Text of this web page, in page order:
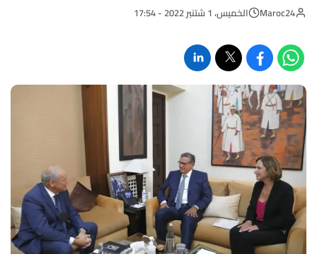
Maroc24 الخميس، 1 شتنبر 2022 - 17:54